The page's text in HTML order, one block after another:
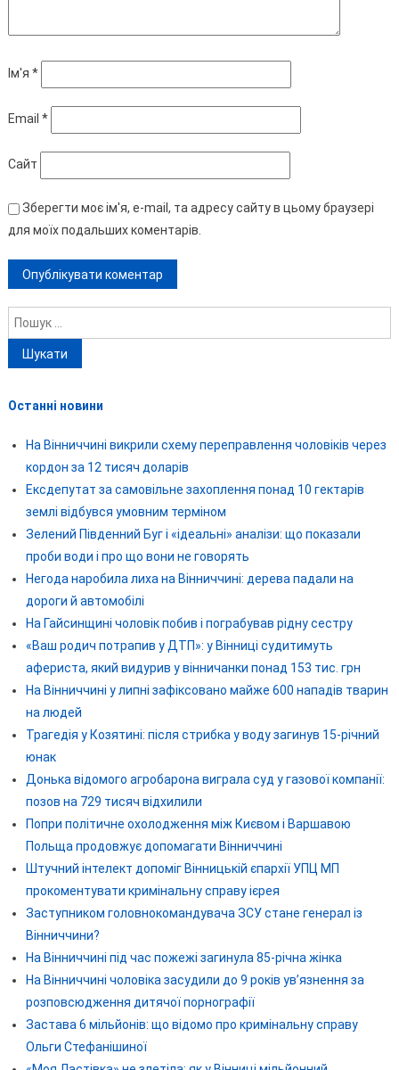
Ім'я *
Email *
Сайт
Зберегти моє ім'я, e-mail, та адресу сайту в цьому браузері
для моїх подальших коментарів.
Пошук:
Останні новини
На Вінниччині викрили схему переправлення чоловіків через
кордон за 12 тисяч доларів
Ексдепутат за самовільне захоплення понад 10 гектарів
землі відбувся умовним терміном
Зелений Південний Буг і «ідеальні» аналізи: що показали
проби води і про що вони не говорять
Негода наробила лиха на Вінниччині: дерева падали на
дороги й автомобілі
На Гайсинщині чоловік побив і пограбував рідну сестру
«Ваш родич потрапив у ДТП»: у Вінниці судитимуть
афериста, який видурив у вінничанки понад 153 тис. грн
На Вінниччині у липні зафіксовано майже 600 нападів тварин
на людей
Трагедія у Козятині: після стрибка у воду загинув 15-річний
юнак
Донька відомого агробарона виграла суд у газової компанії:
позов на 729 тисяч відхилили
Попри політичне охолодження між Києвом і Варшавою
Польща продовжує допомагати Вінниччині
Штучний інтелект допоміг Вінницькій єпархії УПЦ МП
прокоментувати кримінальну справу ієрея
Заступником головнокомандувача ЗСУ стане генерал із
Вінниччини?
На Вінниччині під час пожежі загинула 85-річна жінка
На Вінниччині чоловіка засудили до 9 років ув’язнення за
розповсюдження дитячої порнографії
Застава 6 мільйонів: що відомо про кримінальну справу
Ольги Стефанішиної